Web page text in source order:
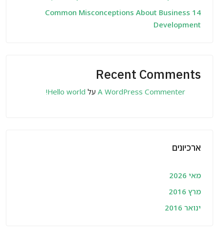
14 Common Misconceptions About Business
Development
Recent Comments
A WordPress Commenter על Hello world!
ארכיונים
מאי 2026
מרץ 2016
ינואר 2016